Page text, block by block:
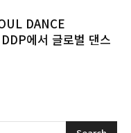
DANCE
에서 글로벌 댄스